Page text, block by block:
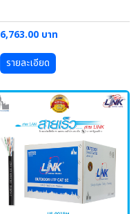
6,763.00 บาท
รายละเอียด